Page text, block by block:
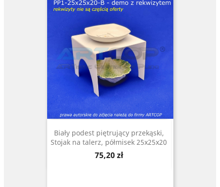
Biały podest piętrujący przekąski,
Stojak na talerz, półmisek 25x25x20
Cena
75,20 zł